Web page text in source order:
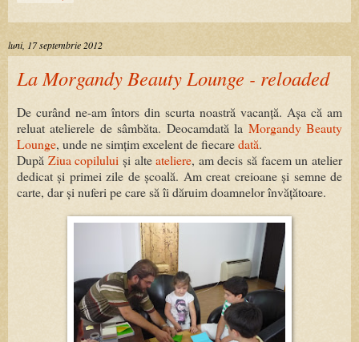
luni, 17 septembrie 2012
La Morgandy Beauty Lounge - reloaded
De curând ne-am întors din scurta noastră vacanță. Așa că am
reluat atelierele de sâmbăta. Deocamdată la Morgandy Beauty
Lounge, unde ne simțim excelent de fiecaredată.
După Ziua copilului și alteateliere, am decis să facem un atelier
dedicat și primei zile de școală. Am creat creioane și semne de
carte, dar și nuferi pe care să îi dăruim doamnelor învățătoare.